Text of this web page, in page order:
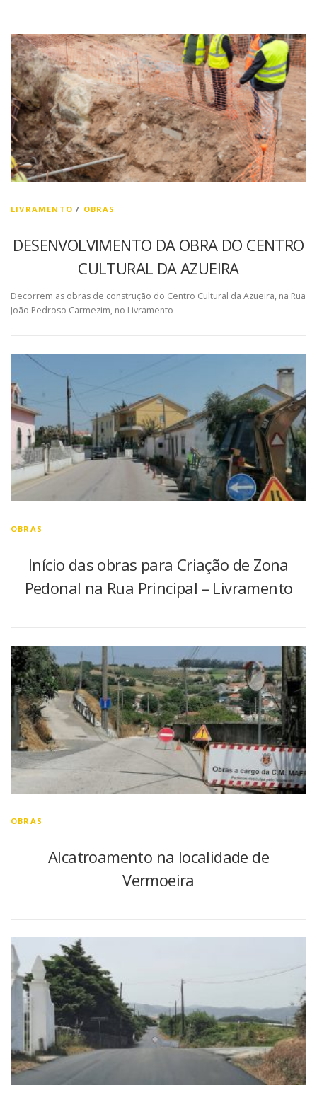
LIVRAMENTO / OBRAS
DESENVOLVIMENTO DA OBRA DO CENTRO
CULTURAL DA AZUEIRA
Decorrem as obras de construção do Centro Cultural da Azueira, na Rua
João Pedroso Carmezim, no Livramento
OBRAS
Início das obras para Criação de Zona
Pedonal na Rua Principal – Livramento
OBRAS
Alcatroamento na localidade de
Vermoeira